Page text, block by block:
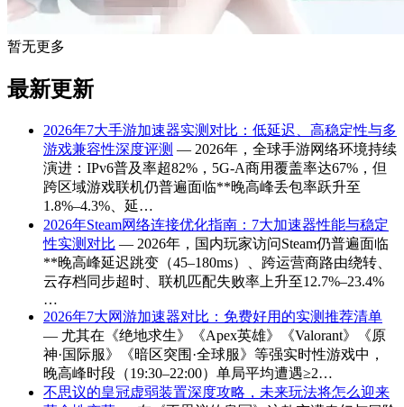
暂无更多
最新更新
2026年7大手游加速器实测对比：低延迟、高稳定性与多
游戏兼容性深度评测 — 2026年，全球手游网络环境持续
演进：IPv6普及率超82%，5G-A商用覆盖率达67%，但
跨区域游戏联机仍普遍面临**晚高峰丢包率跃升至
1.8%–4.3%、延…
2026年Steam网络连接优化指南：7大加速器性能与稳定
性实测对比 — 2026年，国内玩家访问Steam仍普遍面临
**晚高峰延迟跳变（45–180ms）、跨运营商路由绕转、
云存档同步超时、联机匹配失败率上升至12.7%–23.4%
…
2026年7大网游加速器对比：免费好用的实测推荐清单
— 尤其在《绝地求生》《Apex英雄》《Valorant》《原
神·国际服》《暗区突围·全球服》等强实时性游戏中，
晚高峰时段（19:30–22:00）单局平均遭遇≥2…
不思议的皇冠虚弱装置深度攻略，未来玩法将怎么迎来